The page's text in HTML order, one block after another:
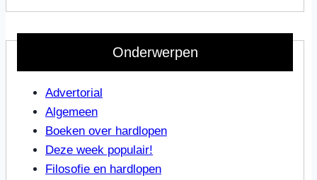
Onderwerpen
Advertorial
Algemeen
Boeken over hardlopen
Deze week populair!
Filosofie en hardlopen